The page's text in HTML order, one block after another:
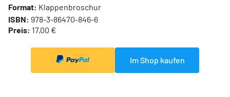
Format: Klappenbroschur
ISBN: 978-3-86470-846-6
Preis: 17,00 €
Im Shop kaufen